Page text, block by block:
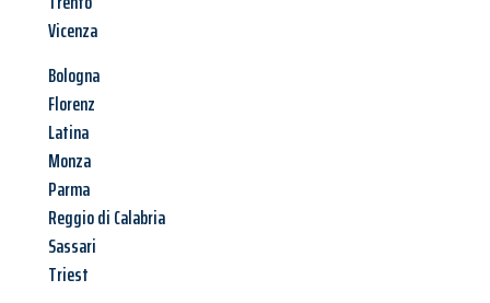
Vicenza
Bologna
Florenz
Latina
Monza
Parma
Reggio di Calabria
Sassari
Triest